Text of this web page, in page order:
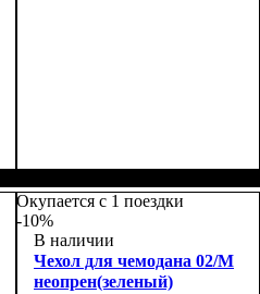
Окупается с 1 поездки
-10%
В наличии
Чехол для чемодана 02/M
неопрен(зеленый)